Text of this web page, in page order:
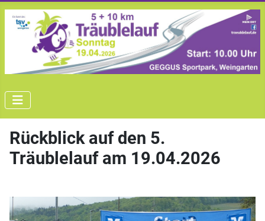
Rückblick auf den 5.
Träublelauf am 19.04.2026